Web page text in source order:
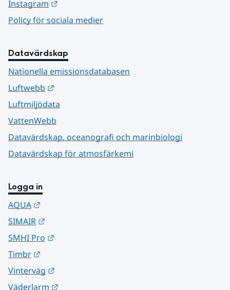
Instagram
Policy för sociala medier
Datavärdskap
Nationella emissionsdatabasen
Luftwebb
Luftmiljödata
VattenWebb
Datavärdskap, oceanografi och marinbiologi
Datavärdskap för atmosfärkemi
Logga in
AQUA
SIMAIR
SMHI Pro
Timbr
Vinterväg
Väderlarm